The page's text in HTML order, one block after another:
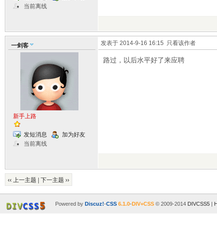
当前离线
一剑客
新手上路
发短消息
加为好友
当前离线
发表于 2014-9-16 16:15 只看该作者
路过，以后水平好了来应聘
‹‹ 上一主题 下一主题 ››
Powered by Discuz!-CSS 6.1.0-DIV+CSS© 2009-2014 DIVCSS5|